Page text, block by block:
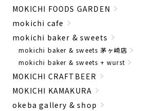
MOKICHI FOODS GARDEN
mokichi cafe
mokichi baker & sweets
mokichi baker & sweets 茅ヶ崎店
mokichi baker & sweets + wurst
MOKICHI CRAFTBEER
MOKICHI KAMAKURA
okeba gallery & shop